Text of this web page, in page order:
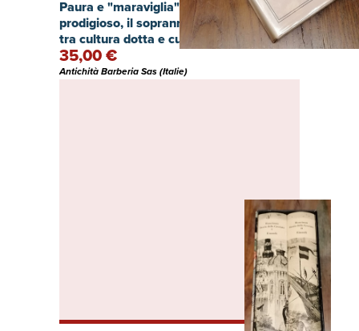
Paura e "maraviglia" in Romagna. Il
prodigioso, il soprannaturale, il magico
tra cultura dotta e cultura popolare.
35,00 €
Antichità Barberia Sas (Italie)